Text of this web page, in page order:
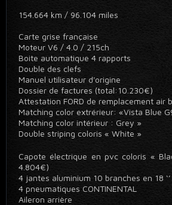
154.664 km / 96.104 miles
Carte grise française
Moteur V6 / 4.0 / 215ch
Boite automatique 4 rapports
Double des clefs
Manuel utilisateur d'origine
Dossier de factures (total:10.230€)
Attestation FORD de remplacement air
Matching color extrérieur: «Vista Blue
Matching color intérieur : Grey »
Double striping coloris « White »
Capote électrique en pvc coloris «
4.804€)
4 jantes aluminium 10 branches en 18 ‘’
4 pneumatiques CONTINENTAL
Aileron arrière